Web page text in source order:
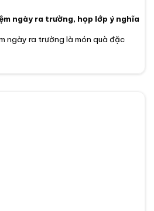
ngày ra trường, họp lớp ý nghĩa
ngày ra trường là món quà đặc